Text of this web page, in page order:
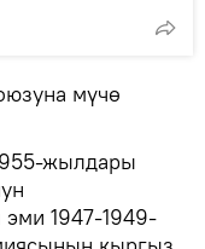
мүчө
жылдары
1947-1949-